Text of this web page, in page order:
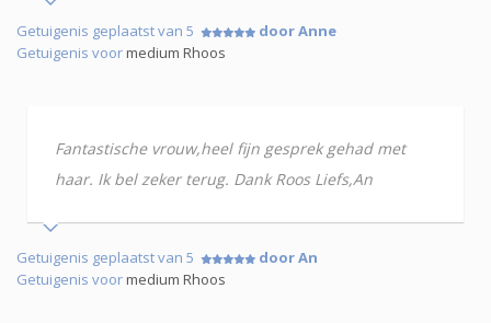
Getuigenis geplaatst van 5
door Anne
Getuigenis voormedium Rhoos
Fantastische vrouw,heel fijn gesprek gehad met
haar. Ik bel zeker terug. Dank Roos Liefs,An
Getuigenis geplaatst van 5
door An
Getuigenis voormedium Rhoos